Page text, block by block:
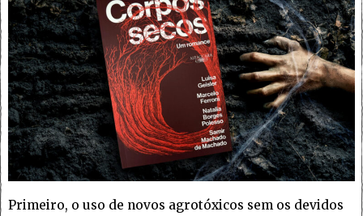
Primeiro, o uso de novos agrotóxicos sem os devidos